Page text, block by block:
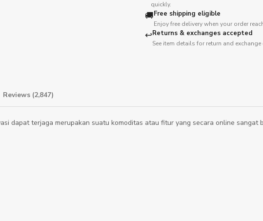
quickly.
🚚Free shipping eligible
Enjoy free delivery when your order
↩️Returns & exchanges accepted
See item details for return and
Reviews (2,847)
dapat terjaga merupakan suatu komoditas atau fitur yang secara online sangat